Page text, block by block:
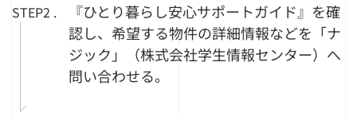
STEP2 .
『ひとり暮らし安心サポートガイド』を確
認し、希望する物件の詳細情報などを「ナ
ジック」（株式会社学生情報センター）へ
問い合わせる。